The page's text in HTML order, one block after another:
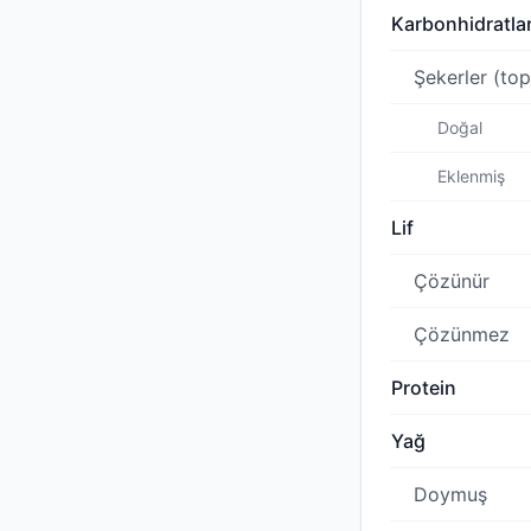
Şekerler
Doğal
Eklenmiş
Lif
Çözünür
Çözünmez
Protein
Yağ
Doymuş